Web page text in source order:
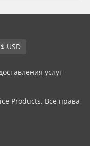
Русский / $ USD
услуг
Products. Все права